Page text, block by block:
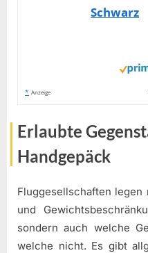
Schwarz
* Anzeige
Erlaubte
Handgepäck
Fluggesellschaften
und
sondern auch welche
welche nicht. Es gibt